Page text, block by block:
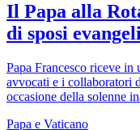
Il Papa alla
di sposi
Papa Francesco riceve
avvocati e i collaboratori
occasione della solenne
Papa e Vaticano